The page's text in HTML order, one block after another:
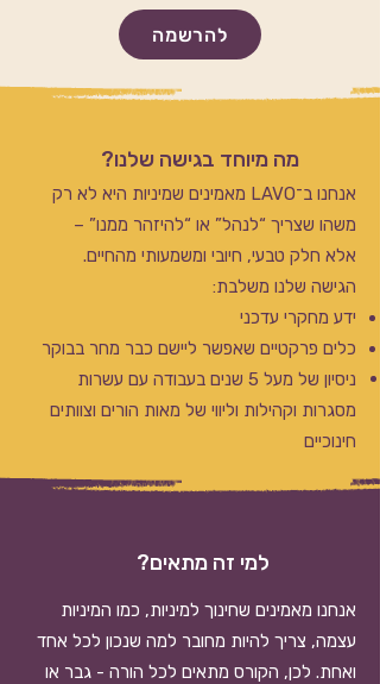
להרשמה
מה מיוחד בגישה שלנו?
אנחנו ב־LAVO מאמינים שמיניות היא לא רק
משהו שצריך “לנהל” או “להיזהר ממנו” –
אלא חלק טבעי, חיובי ומשמעותי מהחיים.
הגישה שלנו משלבת:
ידע מחקרי עדכני
כלים פרקטיים שאפשר ליישם כבר מחר בבוקר
ניסיון של מעל 5 שנים בעבודה עם עשרות
מסגרות וקהילות וליווי של מאות הורים וצוותים
חינוכיים
למי זה מתאים?
אנחנו מאמינים שחינוך למיניות, כמו המיניות
עצמה, צריך להיות מחובר למה שנכון לכל אחד
ואחת. לכן, הקורס מתאים לכל הורה - גבר או